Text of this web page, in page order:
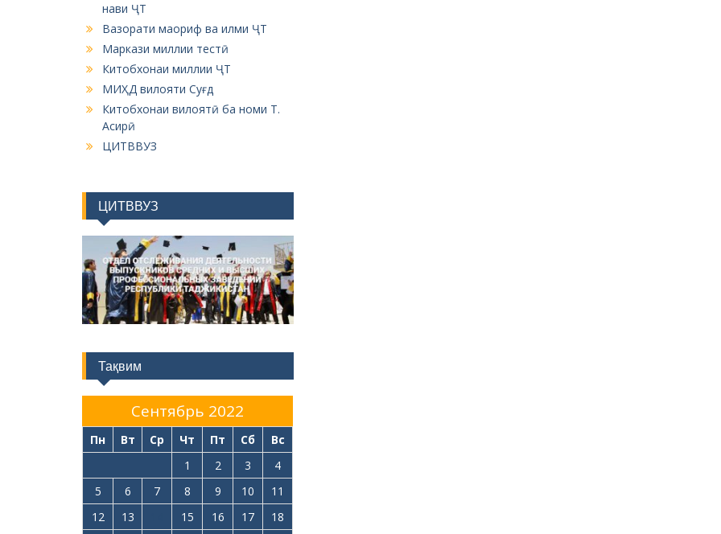
нави ҶТ
Вазорати маориф ва илми ҶТ
Маркази миллии тестӣ
Китобхонаи миллии ҶТ
МИҲД вилояти Суғд
Китобхонаи вилоятӣ ба номи Т.
Асирӣ
ЦИТВВУЗ
ЦИТВВУЗ
Тақвим
Сентябрь 2022
Пн Вт Ср Чт Пт Сб Вс
1 2 3
4
5
6 7 8 9 10
11
12
13 15 16 17
18